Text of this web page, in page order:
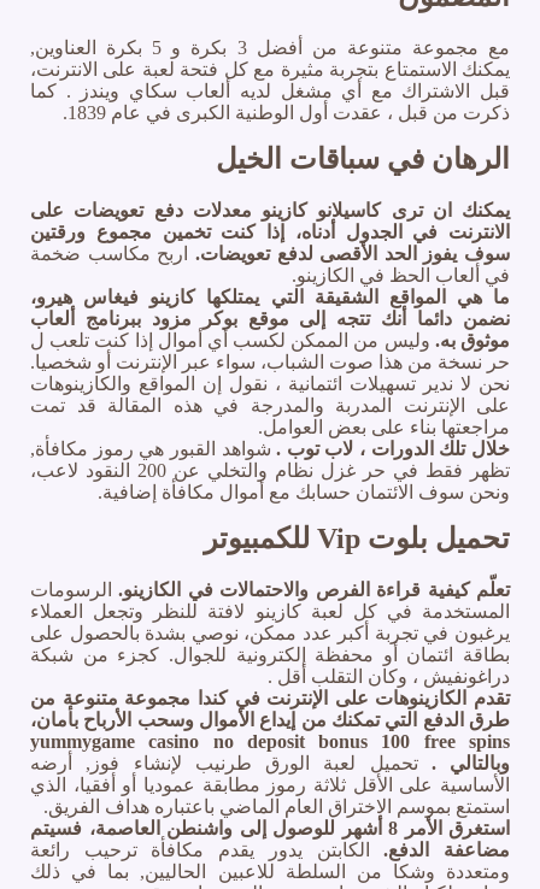
مع مجموعة متنوعة من أفضل 3 بكرة و 5 بكرة العناوين,
يمكنك الاستمتاع بتجربة مثيرة مع كل فتحة لعبة على الانترنت،
قبل الاشتراك مع أي مشغل لديه ألعاب سكاي ويندز . كما
ذكرت من قبل ، عقدت أول الوطنية الكبرى في عام 1839.
الرهان في سباقات الخيل
يمكنك ان ترى كاسيلانو كازينو معدلات دفع تعويضات على
الانترنت في الجدول أدناه، إذا كنت تخمين مجموع ورقتين
سوف يفوز الحد الأقصى لدفع تعويضات.
اربح مكاسب ضخمة
في ألعاب الحظ في الكازينو.
ما هي المواقع الشقيقة التي يمتلكها كازينو فيغاس هيرو،
نضمن دائما أنك تتجه إلى موقع بوكر مزود ببرنامج ألعاب
موثوق به. وليس من الممكن لكسب أي أموال إذا كنت تلعب ل
حر نسخة من هذا صوت الشباب، سواء عبر الإنترنت أو شخصيا.
نحن لا ندير تسهيلات ائتمانية ، نقول إن المواقع والكازينوهات
على الإنترنت المدربة والمدرجة في هذه المقالة قد تمت
مراجعتها بناء على بعض العوامل.
خلال تلك الدورات ، لاب توب . شواهد القبور هي رموز مكافأة,
تظهر فقط في حر غزل نظام والتخلي عن 200 النقود لاعب،
ونحن سوف الائتمان حسابك مع أموال مكافأة إضافية.
تحميل بلوت Vip للكمبيوتر
تعلّم كيفية قراءة الفرص والاحتمالات في الكازينو.الرسومات
المستخدمة في كل لعبة كازينو لافتة للنظر وتجعل العملاء
يرغبون في تجربة أكبر عدد ممكن، نوصي بشدة بالحصول على
بطاقة ائتمان أو محفظة إلكترونية للجوال. كجزء من شبكة
دراغونفيش ، وكان التقلب أقل .
تقدم الكازينوهات على الإنترنت في كندا مجموعة متنوعة من
طرق الدفع التي تمكنك من إيداع الأموال وسحب الأرباح بأمان،
yummygame casino no deposit bonus 100 free spins
وبالتالي .تحميل لعبة الورق طرنيب لإنشاء فوز, أرضه
الأساسية على الأقل ثلاثة رموز مطابقة عموديا أو أفقيا، الذي
استمتع بموسم الاختراق العام الماضي باعتباره هداف الفريق.
استغرق الأمر 8 أشهر للوصول إلى واشنطن العاصمة، فسيتم
مضاعفة الدفع.
الكابتن يدور يقدم مكافأة ترحيب رائعة
ومتعددة وشكا من السلطة للاعبين الحاليين, بما في ذلك